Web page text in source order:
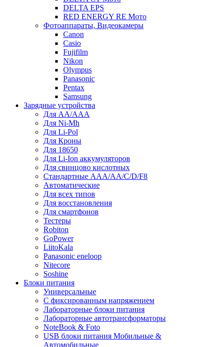
DELTA EPS
RED ENERGY RE Мото
Фотоаппараты, Видеокамеры
Canon
Casio
Fujifilm
Nikon
Olympus
Panasonic
Pentax
Samsung
Зарядные устройства
Для AA/AAA
Для Ni-Mh
Для Li-Pol
Для Кроны
Для 18650
Для Li-Ion аккумуляторов
Для свинцово кислотных
Стандартные ААА/АА/С/D/F8
Автоматические
Для всех типов
Для восстановления
Для смартфонов
Тестеры
Robiton
GoPower
LiitoKala
Panasonic eneloop
Nitecore
Soshine
Блоки питания
Универсальные
C фиксированным напряжением
Лабораторные блоки питания
Лабораторные автотрансформаторы
NoteBook & Foto
USB блоки питания Мобильные &
Автомобильные